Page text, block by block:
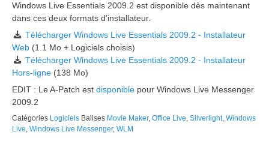
Windows Live Essentials 2009.2 est disponible dès maintenant
dans ces deux formats d'installateur.
Télécharger Windows Live Essentials 2009.2 - Installateur
Web (1.1 Mo + Logiciels choisis)
Télécharger Windows Live Essentials 2009.2 - Installateur
Hors-ligne (138 Mo)
EDIT : Le A-Patch est disponible pour Windows Live Messenger
2009.2
Catégories Logiciels Balises Movie Maker, Office Live, Silverlight, Windows
Live, Windows Live Messenger, WLM